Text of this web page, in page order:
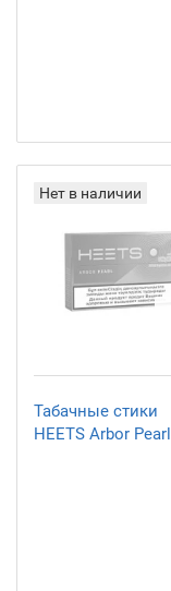
Нет в наличии
Табачные стики
HEETS Arbor Pearl